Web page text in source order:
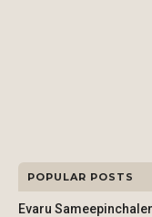
POPULAR POSTS
Evaru